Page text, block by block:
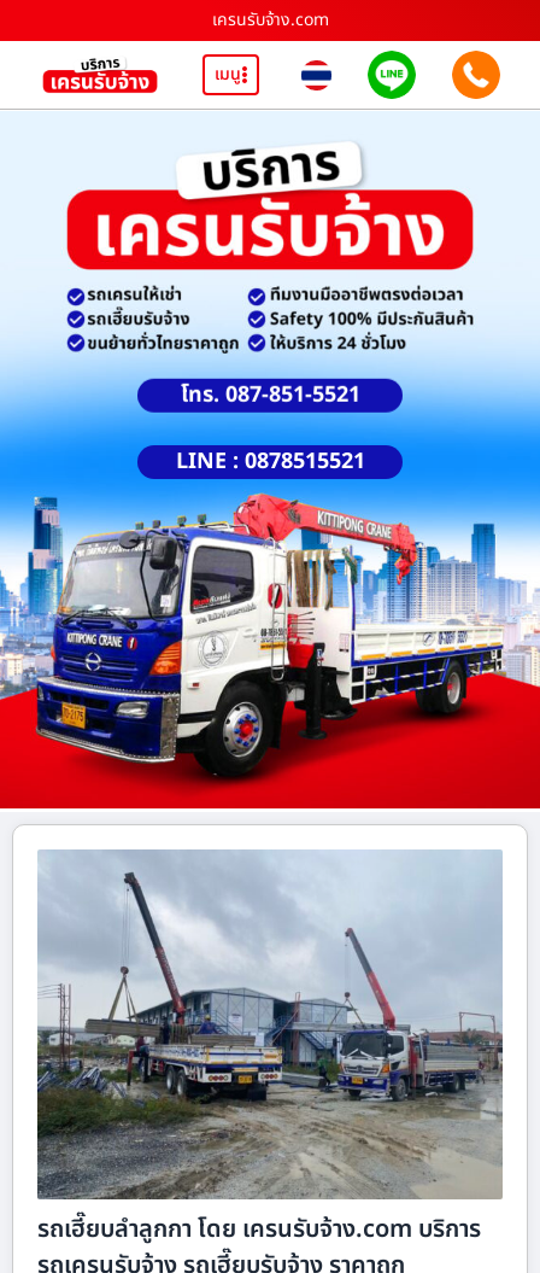
เครนรับจ้าง.com
เมนู
โทร. 087-851-5521
LINE : 0878515521
รถเฮี๊ยบลำลูกกา โดย เครนรับจ้าง.com บริการ